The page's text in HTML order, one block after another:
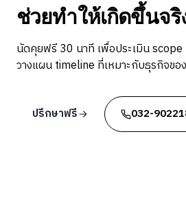
ช่วยทำให้เกิดขึ้นจริ
นัดคุยฟรี 30 นาที เพื่อประเมิน scope
วางแผน timeline ที่เหมาะกับธุรกิจข
ปรึกษาฟรี 032-